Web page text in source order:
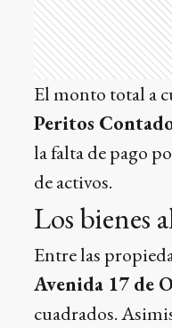
El monto total a
Peritos
la falta de pago
de activos.
Los bienes
Entre las
Avenida 17 de
cuadrados.